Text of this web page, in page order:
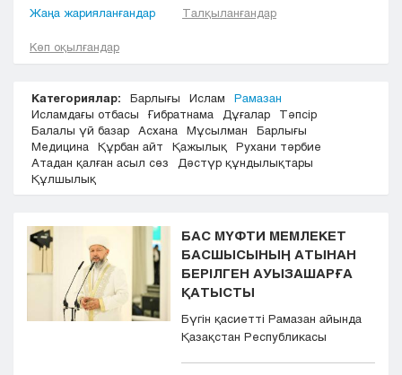
Актобе
Жезказган
Кокшетау
Костанай
Кызылорда
Павлодар
Петропавловск
Талдыкорган
Тараз
Туркестан
Уральск
Усть-Каменогорск
Жаңа жарияланғандар Талқыланғандар
Көп оқылғандар
Категориялар: Барлығы Ислам
Рамазан
Исламдағы отбасы
Ғибратнама Дұғалар
Тәпсір
Балалы үй базар
Асхана Мұсылман
Барлығы
Медицина
Құрбан айт Қажылық
Рухани тәрбие
Атадан қалған асыл сөз
Дәстүр құндылықтары
Құлшылық
БАС МҮФТИ МЕМЛЕКЕТ
БАСШЫСЫНЫҢ АТЫНАН
БЕРІЛГЕН АУЫЗАШАРҒА
ҚАТЫСТЫ
Бүгін қасиетті Рамазан айында
Қазақстан Республикасы